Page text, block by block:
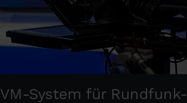
System für Rundfunk-